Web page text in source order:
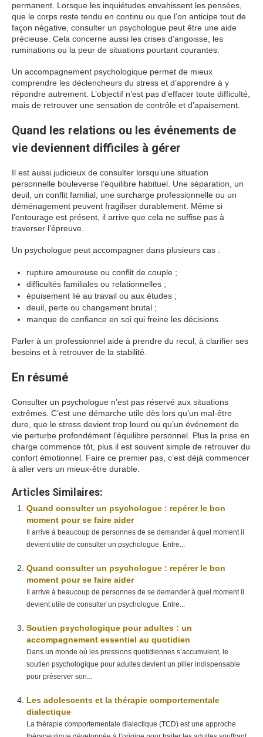
permanent. Lorsque les inquiétudes envahissent les pensées,
que le corps reste tendu en continu ou que l’on anticipe tout de
façon négative, consulter un psychologue peut être une aide
précieuse. Cela concerne aussi les crises d’angoisse, les
ruminations ou la peur de situations pourtant courantes.
Un accompagnement psychologique permet de mieux
comprendre les déclencheurs du stress et d’apprendre à y
répondre autrement. L’objectif n’est pas d’effacer toute difficulté,
mais de retrouver une sensation de contrôle et d’apaisement.
Quand les relations ou les événements de
vie deviennent difficiles à gérer
Il est aussi judicieux de consulter lorsqu’une situation
personnelle bouleverse l’équilibre habituel. Une séparation, un
deuil, un conflit familial, une surcharge professionnelle ou un
déménagement peuvent fragiliser durablement. Même si
l’entourage est présent, il arrive que cela ne suffise pas à
traverser l’épreuve.
Un psychologue peut accompagner dans plusieurs cas :
rupture amoureuse ou conflit de couple ;
difficultés familiales ou relationnelles ;
épuisement lié au travail ou aux études ;
deuil, perte ou changement brutal ;
manque de confiance en soi qui freine les décisions.
Parler à un professionnel aide à prendre du recul, à clarifier ses
besoins et à retrouver de la stabilité.
En résumé
Consulter un psychologue n’est pas réservé aux situations
extrêmes. C’est une démarche utile dès lors qu’un mal-être
dure, que le stress devient trop lourd ou qu’un événement de
vie perturbe profondément l’équilibre personnel. Plus la prise en
charge commence tôt, plus il est souvent simple de retrouver du
confort émotionnel. Faire ce premier pas, c’est déjà commencer
à aller vers un mieux-être durable.
Articles Similaires:
Quand consulter un psychologue : repérer le bon
moment pour se faire aider
Il arrive à beaucoup de personnes de se demander à quel moment il
devient utile de consulter un psychologue. Entre...
Quand consulter un psychologue : repérer le bon
moment pour se faire aider
Il arrive à beaucoup de personnes de se demander à quel moment il
devient utile de consulter un psychologue. Entre...
Soutien psychologique pour adultes : un
accompagnement essentiel au quotidien
Dans un monde où les pressions quotidiennes s’accumulent, le
soutien psychologique pour adultes devient un pilier indispensable
pour préserver son...
Les adolescents et la thérapie comportementale
dialectique
La thérapie comportementale dialectique (TCD) est une approche